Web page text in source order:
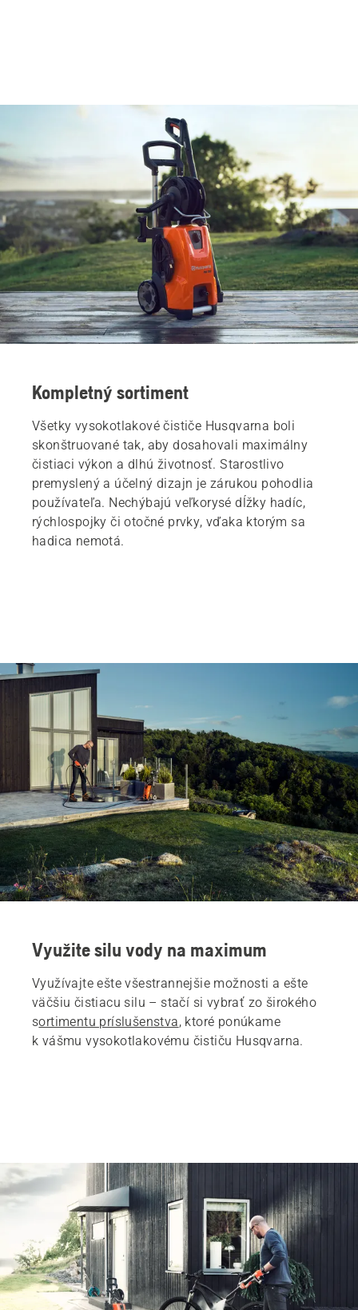
Kompletný sortiment
Všetky vysokotlakové čističe Husqvarna boli
skonštruované tak, aby dosahovali maximálny
čistiaci výkon a dlhú životnosť. Starostlivo
premyslený a účelný dizajn je zárukou pohodlia
používateľa. Nechýbajú veľkorysé dĺžky hadíc,
rýchlospojky či otočné prvky, vďaka ktorým sa
hadica nemotá.
Využite silu vody na maximum
Využívajte ešte všestrannejšie možnosti a ešte
väčšiu čistiacu silu – stačí si vybrať zo širokého
sortimentu príslušenstva, ktoré ponúkame
k vášmu vysokotlakovému čističu Husqvarna.